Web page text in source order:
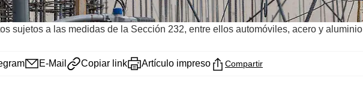
sujetos a las medidas de la Sección 232, entre ellos automóviles, acero y aluminio
E-Mail Copiar link Artículo impreso Compartir